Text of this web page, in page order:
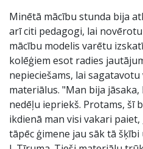
Minētā mācību stunda bija
arī citi pedagogi, lai
mācību modelis varētu
kolēģiem esot radies
nepieciešams, lai
materiālus. "Man bija
nedēļu iepriekš. Protams, šī
ikdienā man visi vakari
tāpēc ģimene jau sāk tā